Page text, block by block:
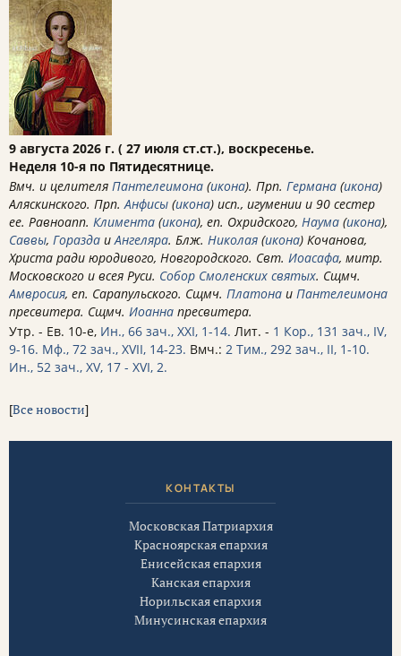
9 августа 2026 г. ( 27 июля ст.ст.), воскресенье.
Неделя 10-я по Пятидесятнице.
Вмч. и целителя Пантелеимона (икона). Прп. Германа (икона)
Аляскинского. Прп.Анфисы (икона) исп., игумении и 90 сестер
ее. Равноапп. Климента (икона), еп. Охридского, Наума (икона),
Саввы, Горазда иАнгеляра. Блж. Николая (икона) Кочанова,
Христа ради юродивого, Новгородского. Свт. Иоасафа, митр.
Московского и всея Руси. Собор Смоленских святых. Сщмч.
Амвросия, еп. Сарапульского. Сщмч. Платона и Пантелеимона
пресвитера. Сщмч. Иоанна пресвитера.
Утр. - Ев. 10-е, Ин., 66 зач., XXI, 1-14. Лит. - 1 Кор., 131 зач., IV,
9-16. Мф., 72 зач., XVII, 14-23. Вмч.: 2 Тим., 292 зач., II, 1-10.
Ин., 52 зач., XV, 17 - XVI, 2.
[Все новости]
КОНТАКТЫ
Московская Патриархия
Красноярская епархия
Енисейская епархия
Канская епархия
Норильская епархия
Минусинская епархия